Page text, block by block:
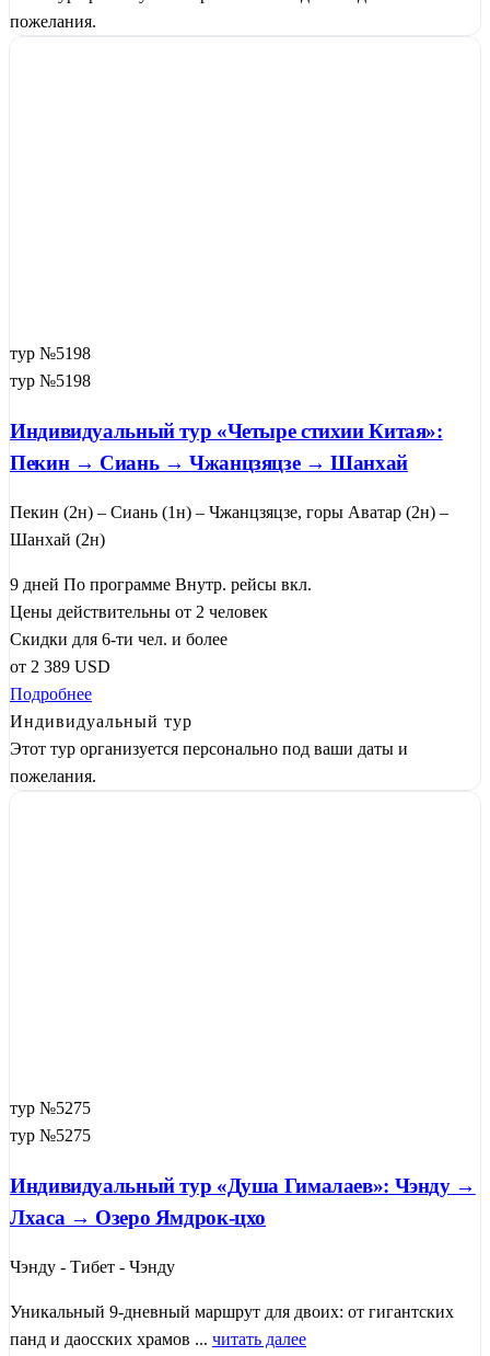
пожелания.
тур №5198
тур №5198
Индивидуальный тур «Четыре стихии Китая»:
Пекин → Сиань → Чжанцзяцзе → Шанхай
Пекин (2н) – Сиань (1н) – Чжанцзяцзе, горы Аватар (2н) –
Шанхай (2н)
9 дней По программе Внутр. рейсы вкл.
Цены действительны от 2 человек
Скидки для 6-ти чел. и более
от 2 389 USD
Подробнее
Индивидуальный тур
Этот тур организуется персонально под ваши даты и
пожелания.
тур №5275
тур №5275
Индивидуальный тур «Душа Гималаев»: Чэнду →
Лхаса → Озеро Ямдрок-цхо
Чэнду - Тибет - Чэнду
Уникальный 9-дневный маршрут для двоих: от гигантских
панд и даосских храмов ... читать далее